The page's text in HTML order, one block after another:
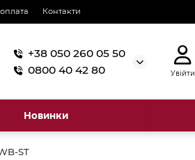
Контакти
+38 050 260 05 50
0800 40 42 80
Увійти
Новинки
ST